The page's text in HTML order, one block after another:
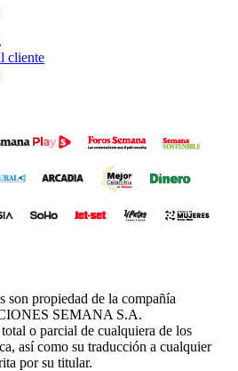
cliente
son propiedad de la compañía
SEMANA S.A.
o parcial de cualquiera de los
así como su traducción a cualquier
por su titular.